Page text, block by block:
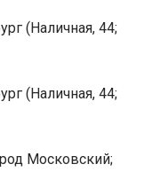
(Наличная, 44;
(Наличная, 44;
Московский;